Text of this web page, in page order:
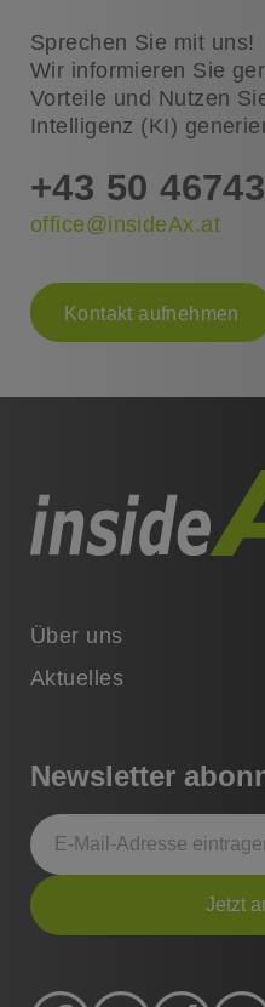
Sprechen Sie mit uns!
​​​​​​​Wir informieren Sie
Vorteile und Nutzen
Intelligenz (KI)
+43 50
office@insideAx.at
Kontakt aufnehmen
Über uns
Aktuelles
Newsletter
Jetzt